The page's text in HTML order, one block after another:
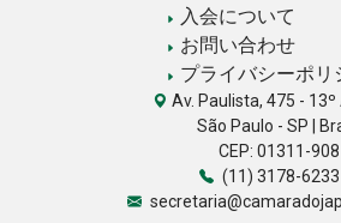
入会について
お問い合わせ
プライバシーポリ
Av. Paulista, 475 -
São Paulo - SP |
CEP: 01311-908
(11) 3178-6233